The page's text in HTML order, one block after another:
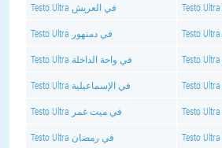
Testo Ultra في العريش
Testo Ultra في دمنهور
Testo Ultra في واحة الداخلة
Testo Ultra في الإسماعيلية
Testo Ultra في ميت غمر
Testo Ultra في رمضان